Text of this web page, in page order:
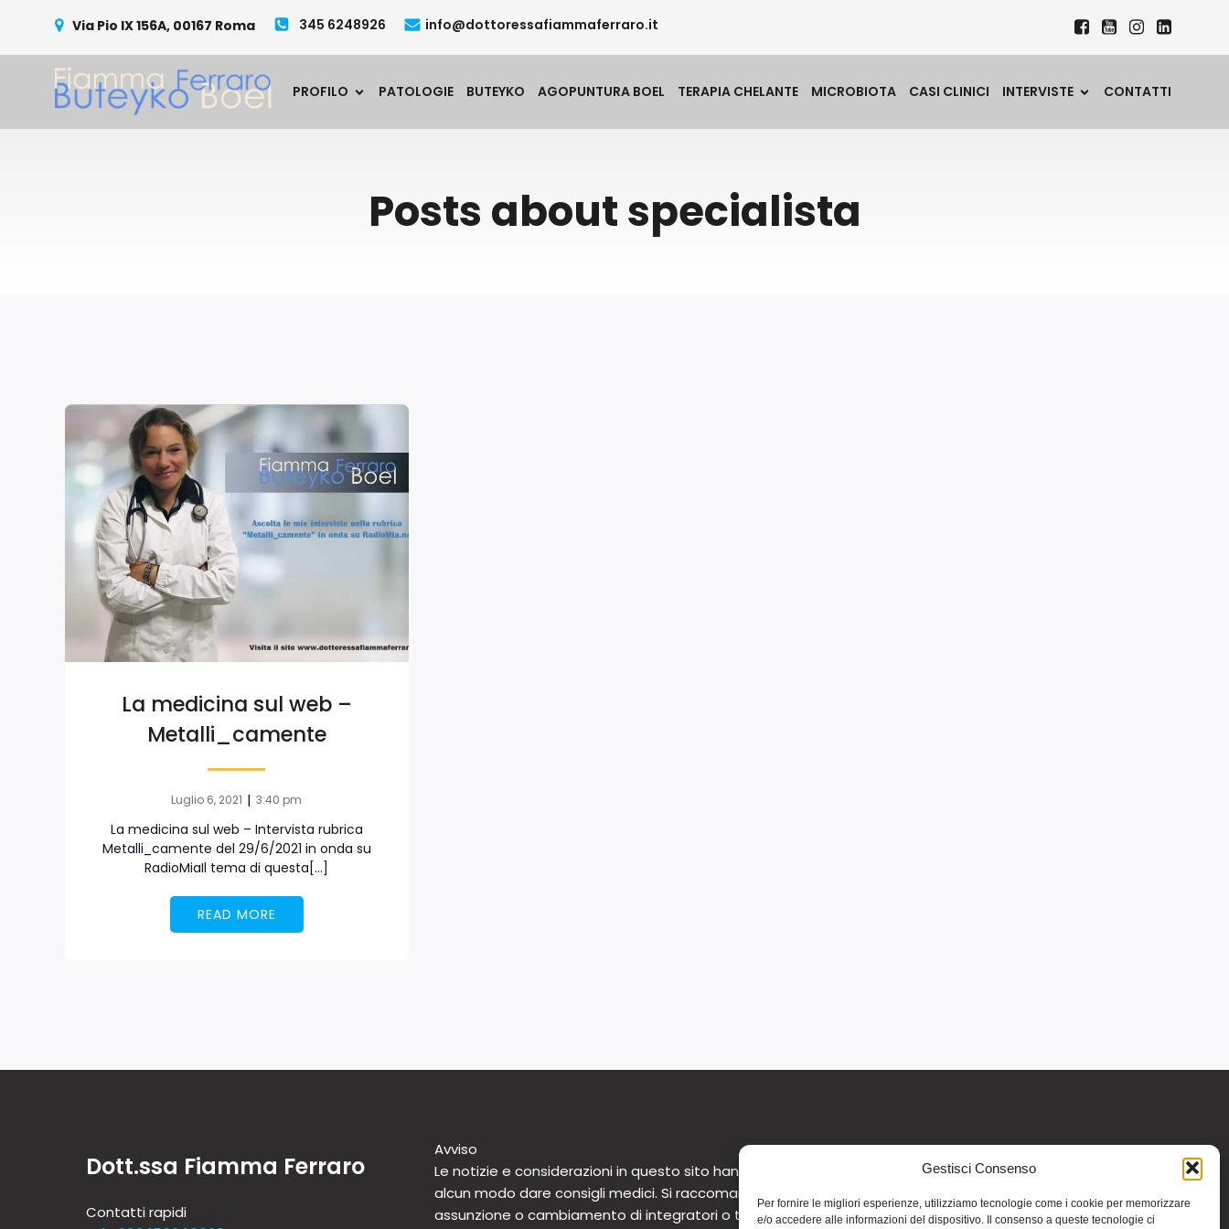
Gestisci Consenso
Per fornire le migliori esperienze, utilizziamo tecnologie come i cookie per memorizzare
e/o accedere alle informazioni del dispositivo. Il consenso a queste tecnologie ci
Via Pio IX 156A, 00167 Roma 345 6248926 info@dottoressafiammaferraro.it
PROFILO PATOLOGIE BUTEYKO AGOPUNTURA BOEL TERAPIA CHELANTE MICROBIOTA CASI CLINICI INTERVISTE CONTATTI
Posts about specialista
La medicina sul web –
Metalli_camente
Luglio 6, 2021 | 3:40 pm
La medicina sul web – Intervista rubrica
Metalli_camente del 29/6/2021 in onda su
RadioMiaIl tema di questa[…]
READ MORE
Dott.ssa Fiamma Ferraro
Contatti rapidi
Avviso
Le notizie e considerazioni in questo sito hanno carattere informativo generale e non intendono in
alcun modo dare consigli medici. Si raccomanda di non intraprendere o interrompere alcuna terapia o
assunzione o cambiamento di integratori o tantomeno medicinali (nemmeno “naturali”) senza una